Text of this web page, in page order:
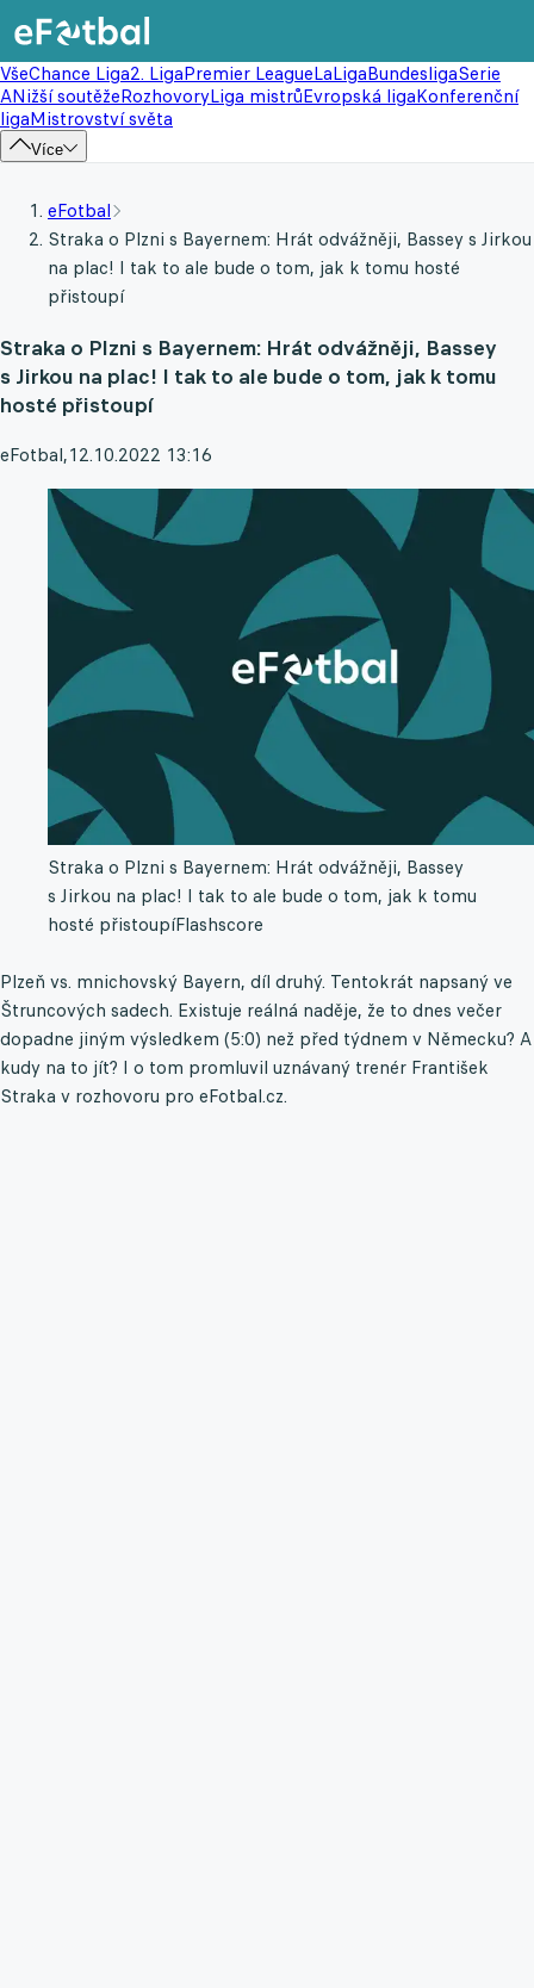
VšeChance Liga2. LigaPremier LeagueLaLigaBundesligaSerie
ANižší soutěžeRozhovoryLiga mistrůEvropská ligaKonferenční
ligaMistrovství světa
Více
eFotbal
Straka o Plzni s Bayernem: Hrát odvážněji, Bassey s Jirkou
na plac! I tak to ale bude o tom, jak k tomu hosté
přistoupí
Straka o Plzni s Bayernem: Hrát odvážněji, Bassey
s Jirkou na plac! I tak to ale bude o tom, jak k tomu
hosté přistoupí
eFotbal,12.10.2022 13:16
Straka o Plzni s Bayernem: Hrát odvážněji, Bassey
s Jirkou na plac! I tak to ale bude o tom, jak k tomu
hosté přistoupíFlashscore
Plzeň vs. mnichovský Bayern, díl druhý. Tentokrát napsaný ve
Štruncových sadech. Existuje reálná naděje, že to dnes večer
dopadne jiným výsledkem (5:0) než před týdnem v Německu? A
kudy na to jít? I o tom promluvil uznávaný trenér František
Straka v rozhovoru pro eFotbal.cz.